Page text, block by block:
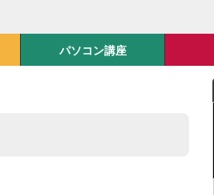
パソコン講座